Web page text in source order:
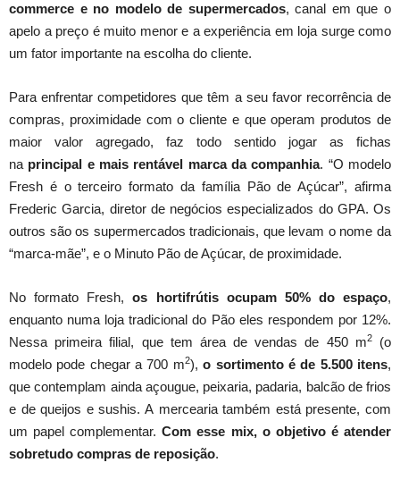
commerce e no modelo de supermercados, canal em que o
apelo a preço é muito menor e a experiência em loja surge como
um fator importante na escolha do cliente.
Para enfrentar competidores que têm a seu favor recorrência de
compras, proximidade com o cliente e que operam produtos de
maior valor agregado, faz todo sentido jogar as fichas
na principal e mais rentável marca da companhia. “O modelo
Fresh é o terceiro formato da família Pão de Açúcar”, afirma
Frederic Garcia, diretor de negócios especializados do GPA. Os
outros são os supermercados tradicionais, que levam o nome da
“marca-mãe”, e o Minuto Pão de Açúcar, de proximidade.
No formato Fresh, os hortifrútis ocupam 50% do espaço,
enquanto numa loja tradicional do Pão eles respondem por 12%.
Nessa primeira filial, que tem área de vendas de 450 m2(o
modelo pode chegar a 700 m2),o sortimento é de 5.500 itens,
que contemplam ainda açougue, peixaria, padaria, balcão de frios
e de queijos e sushis. A mercearia também está presente, com
um papel complementar.Com esse mix, o objetivo é atender
sobretudo compras de reposição.